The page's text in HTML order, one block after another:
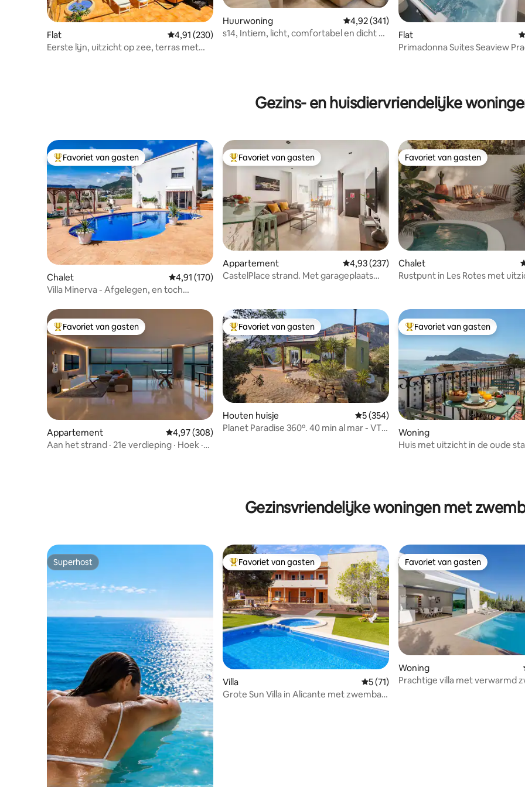
NOSOTROS.
Flat Gemiddelde beoordeling van 4,91 op 5, 230 recensies
4,91 (230)
Eerste lijn, uitzicht op zee, terras met
Huurwoning Gemiddelde beoordeling van 4,92 op 5, 341
4,92 (341)
s14, Intiem, licht, comfortabel en dicht bij
Flat
Primadonna Suites Seaview
Gezins- en huisdiervriendelijke
Topfavoriet van gasten
Favoriet van gasten
Chalet Gemiddelde beoordeling van 4,91 op 5, 170 recensies
4,91 (170)
Villa Minerva - Afgelegen, en toch
Topfavoriet van gasten
Favoriet van gasten
Appartement Gemiddelde beoordeling van 4,93 op 5, 237
4,93 (237)
CastelPlace strand. Met garageplaats
Favoriet van gasten
Favoriet van gasten
Chalet
Rustpunt in Les Rotes met
Topfavoriet van gasten
Favoriet van gasten
Appartement Gemiddelde beoordeling van 4,97 op 5, 308 recensies
4,97 (308)
Aan het strand · 21e verdieping · Hoek ·
Topfavoriet van gasten
Favoriet van gasten
Houten huisje Gemiddelde beoordeling van 5 op 5, 354
5 (354)
Planet Paradise 360º. 40 min al mar - VT-
Topfavoriet van gasten
Favoriet van gasten
Woning
Huis met uitzicht in de oude
Gezinsvriendelijke woningen met
Superhost
Superhost Topfavoriet van gasten
Favoriet van gasten
Villa Gemiddelde beoordeling van 5 op 5, 71
5 (71)
Grote Sun Villa in Alicante met zwembad
Favoriet van gasten
Favoriet van gasten
Woning
Prachtige villa met verwarmd